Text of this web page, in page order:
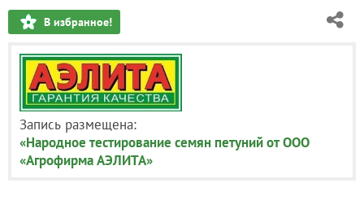
В избранное!
Запись размещена:
«Народное тестирование семян петуний от ООО
«Агрофирма АЭЛИТА»